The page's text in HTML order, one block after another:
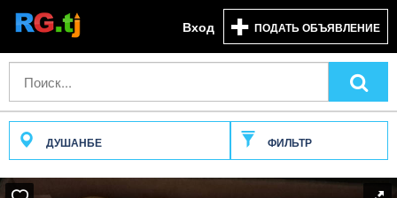
Вход ПОДАТЬ ОБЪЯВЛЕНИЕ
ДУШАНБЕ ФИЛЬТР